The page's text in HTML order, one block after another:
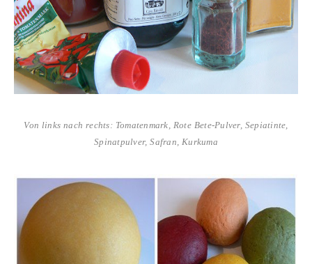
Von links nach rechts: Tomatenmark, Rote Bete-Pulver, Sepiatinte,
Spinatpulver, Safran, Kurkuma